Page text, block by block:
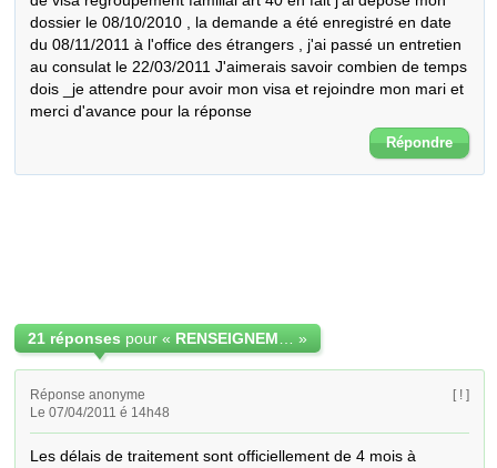
dossier le 08/10/2010 , la demande a été enregistré en date
du 08/11/2011 à l'office des étrangers , j'ai passé un entretien
au consulat le 22/03/2011 J'aimerais savoir combien de temps
dois _je attendre pour avoir mon visa et rejoindre mon mari et
merci d'avance pour la réponse
Répondre
21 réponses pour « »
Réponse anonyme
Le 07/04/2011 é 14h48
[ ! ]
Les délais de traitement sont officiellement de 4 mois à